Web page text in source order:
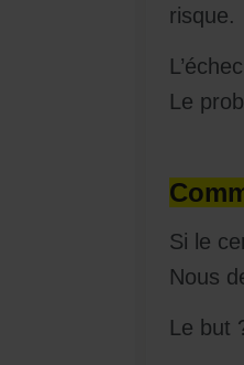
risque.
Le
Si le
Nous
Le but